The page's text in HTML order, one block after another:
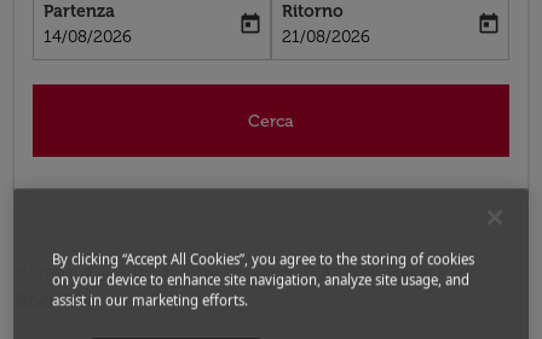
Partenza
fc-booking-departure-date-aria-label
14/08/2026
today
Ritorno
fc-booking-return-date-aria-label
21/08/2026
today
Cerca
Home Voli Voli per Svezia
Voli Agadir -
Stoccolma
By clicking “Accept All Cookies”, you agree to the storing of cookies
on your device to enhance site navigation, analyze site usage, and
assist in our marketing efforts.